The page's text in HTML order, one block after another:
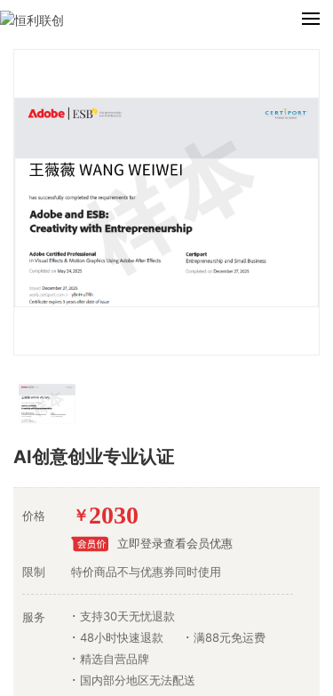
AI创意创业专业认证
价格 ￥ 2030
立即登录查看会员优惠
限制 特价商品不与优惠券同时使用
服务
支持30天无忧退款
48小时快速退款
满88元免运费
精选自营品牌
国内部分地区无法配送